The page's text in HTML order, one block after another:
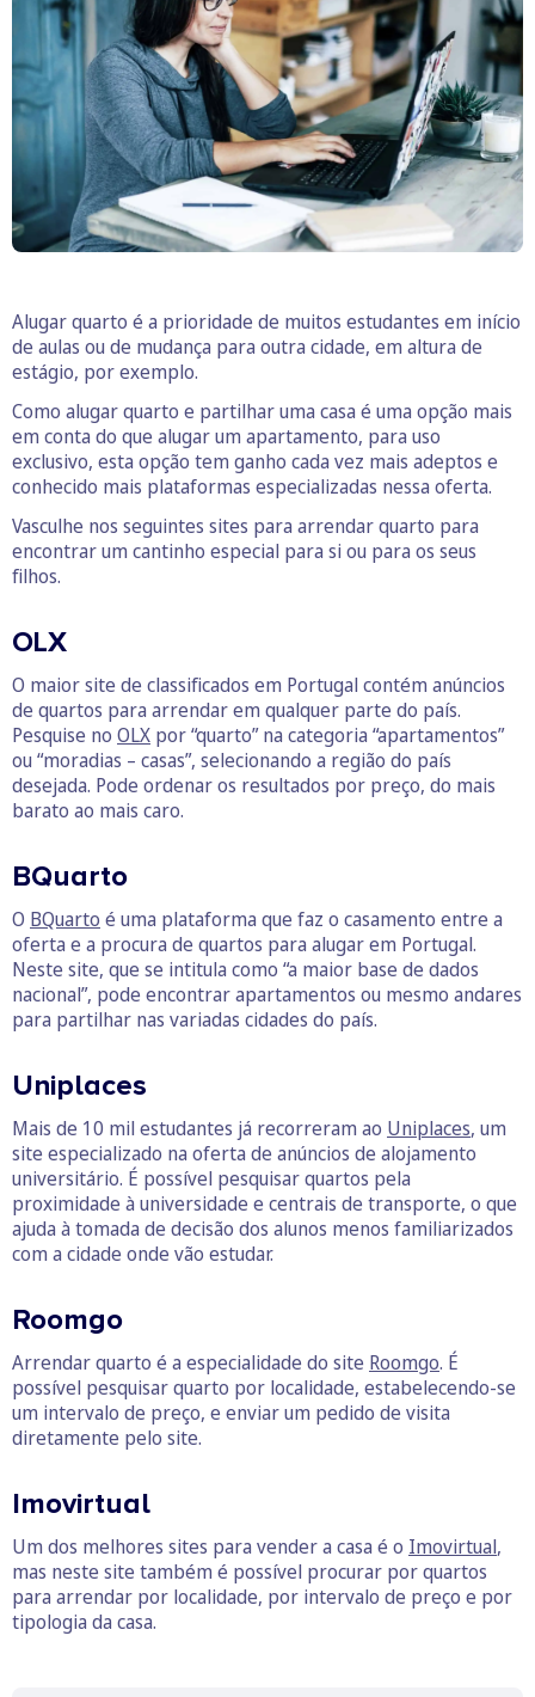
Alugar quarto é a prioridade de muitos estudantes em início
de aulas ou de mudança para outra cidade, em altura de
estágio, por exemplo.
Como alugar quarto e partilhar uma casa é uma opção mais
em conta do que alugar um apartamento, para uso
exclusivo, esta opção tem ganho cada vez mais adeptos e
conhecido mais plataformas especializadas nessa oferta.
Vasculhe nos seguintes sites para arrendar quarto para
encontrar um cantinho especial para si ou para os seus
filhos.
OLX
O maior site de classificados em Portugal contém anúncios
de quartos para arrendar em qualquer parte do país.
Pesquise no OLX por “quarto” na categoria “apartamentos”
ou “moradias – casas”, selecionando a região do país
desejada. Pode ordenar os resultados por preço, do mais
barato ao mais caro.
BQuarto
O BQuarto é uma plataforma que faz o casamento entre a
oferta e a procura de quartos para alugar em Portugal.
Neste site, que se intitula como “a maior base de dados
nacional”, pode encontrar apartamentos ou mesmo andares
para partilhar nas variadas cidades do país.
Uniplaces
Mais de 10 mil estudantes já recorreram ao Uniplaces, um
site especializado na oferta de anúncios de alojamento
universitário. É possível pesquisar quartos pela
proximidade à universidade e centrais de transporte, o que
ajuda à tomada de decisão dos alunos menos familiarizados
com a cidade onde vão estudar.
Roomgo
Arrendar quarto é a especialidade do site Roomgo. É
possível pesquisar quarto por localidade, estabelecendo-se
um intervalo de preço, e enviar um pedido de visita
diretamente pelo site.
Imovirtual
Um dos melhores sites para vender a casa é o Imovirtual,
mas neste site também é possível procurar por quartos
para arrendar por localidade, por intervalo de preço e por
tipologia da casa.